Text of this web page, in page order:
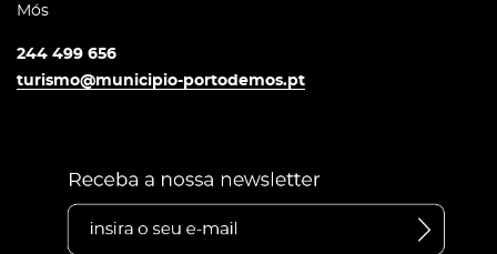
Mós
244 499 656
turismo@municipio-portodemos.pt